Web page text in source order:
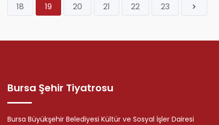
18
19 20 21 22 23
Bursa Şehir Tiyatrosu
Bursa Büyükşehir Belediyesi Kültür ve Sosyal İşler Dairesi